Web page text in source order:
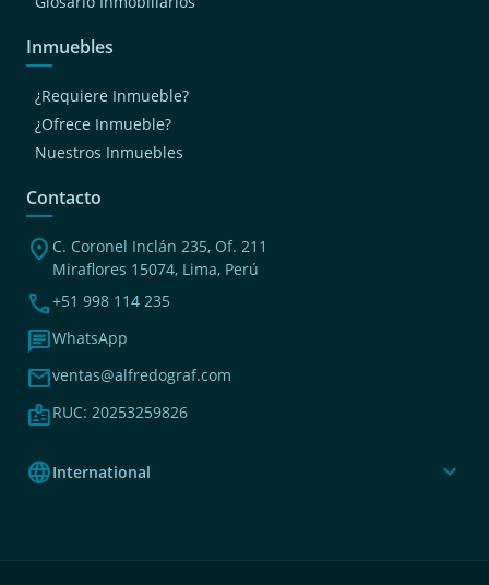
Inmuebles
¿Requiere Inmueble?
¿Ofrece Inmueble?
Nuestros Inmuebles
Contacto
location_on C. Coronel Inclán 235, Of. 211
Miraflores 15074, Lima, Perú
phone+51 998 114 235
chatWhatsApp
mailventas@alfredograf.com
badgeRUC: 20253259826
languageInternational expand_more